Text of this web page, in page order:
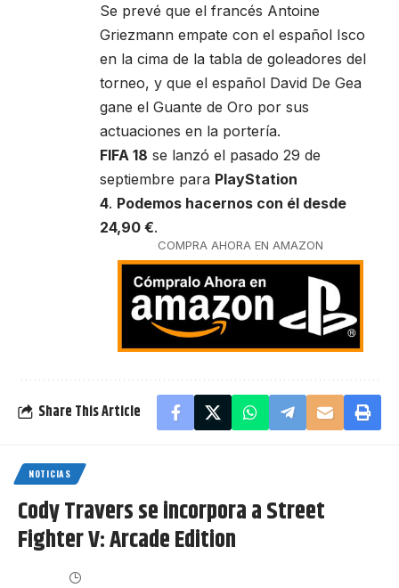
Se prevé que el francés Antoine
Griezmann empate con el español Isco
en la cima de la tabla de goleadores del
torneo, y que el español David De Gea
gane el Guante de Oro por sus
actuaciones en la portería.
FIFA 18 se lanzó el pasado 29 de
septiembre para PlayStation
4. Podemos hacernos con él desde
24,90 €.
COMPRA AHORA EN AMAZON
Share This Article
NOTICIAS
Cody Travers se incorpora a Street
Fighter V: Arcade Edition